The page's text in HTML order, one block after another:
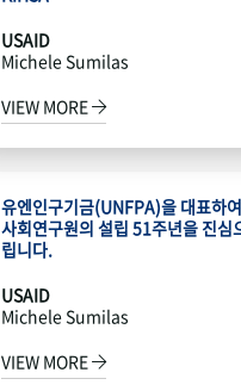
USAID
Michele Sumilas
VIEW MORE
유엔인구기금(UNFPA)을 대표하
사회연구원의 설립 51주년을 진심
립니다.
USAID
Michele Sumilas
VIEW MORE